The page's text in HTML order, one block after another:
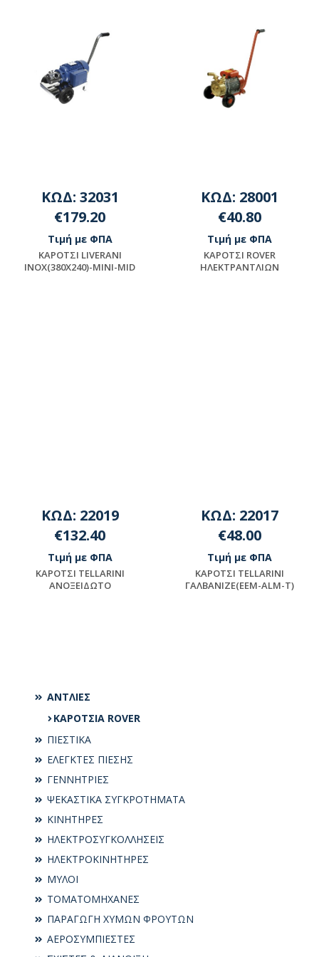
ΑΝΤΛΙΕΣ
ΚΑΡΟΤΣΙΑ ROVER
ΠΙΕΣΤΙΚΑ
ΕΛΕΓΚΤΕΣ ΠΙΕΣΗΣ
ΓΕΝΝΗΤΡΙΕΣ
ΨΕΚΑΣΤΙΚΑ ΣΥΓΚΡΟΤΗΜΑΤΑ
ΚΙΝΗΤΗΡΕΣ
ΗΛΕΚΤΡΟΣΥΓKΟΛΛΗΣΕΙΣ
ΗΛΕΚΤΡΟΚΙΝΗΤΗΡΕΣ
ΜΥΛΟΙ
ΤΟΜΑΤΟΜΗΧΑΝΕΣ
ΠΑΡΑΓΩΓΗ ΧΥΜΩΝ ΦΡΟΥΤΩΝ
ΑΕΡΟΣΥΜΠΙΕΣΤΕΣ
ΕΠΙΚΟΙΝΩΝΗΣΤΕ ΜΕ ΤΗΝ
ΕΤΑΙΡΕΙΑ
ΚΩΔ: 32031
€179.20
Τιμή με ΦΠΑ
KAPOTΣI LIVERANI
INOX(380X240)-MINI-MID
ΚΩΔ: 28001
€40.80
Τιμή με ΦΠΑ
KAPOTΣI ROVER
HΛEKTPANTΛIΩN
ΚΩΔ: 22019
€132.40
Τιμή με ΦΠΑ
KAPOTΣI TELLARINI
ANOΞEIΔΩTO
ΚΩΔ: 22017
€48.00
Τιμή με ΦΠΑ
KAPOTΣI TELLARINI
ΓAΛBANIZE(EEM-ALM-T)